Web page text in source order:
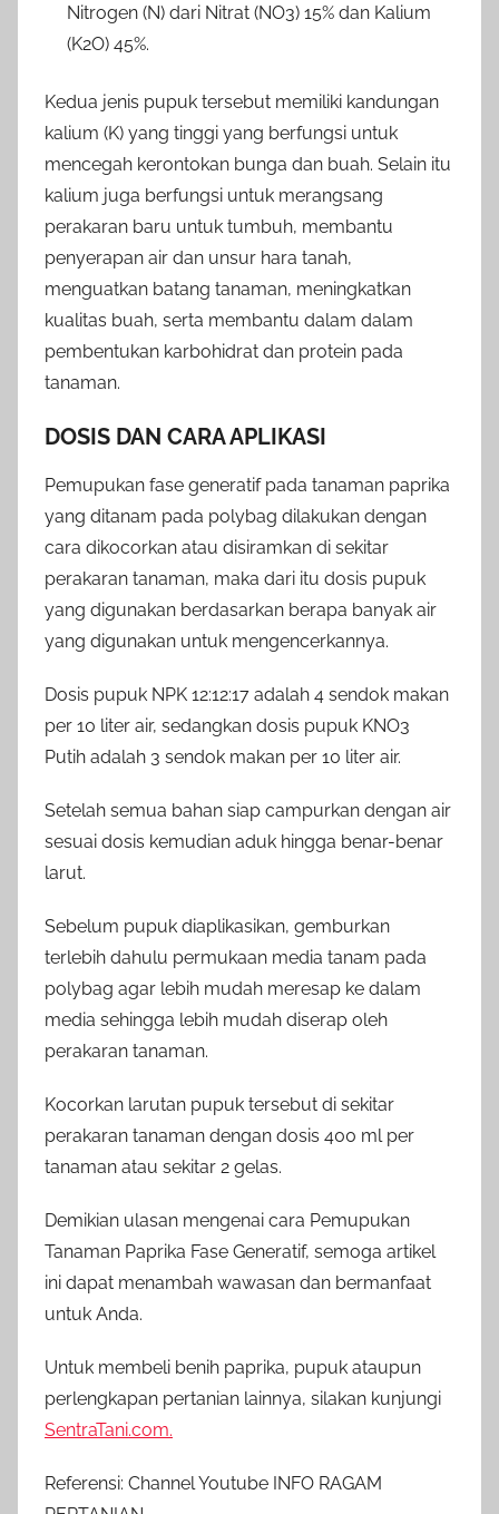
Nitrogen (N) dari Nitrat (NO3) 15% dan Kalium
(K2O) 45%.
Kedua jenis pupuk tersebut memiliki kandungan
kalium (K) yang tinggi yang berfungsi untuk
mencegah kerontokan bunga dan buah. Selain itu
kalium juga berfungsi untuk merangsang
perakaran baru untuk tumbuh, membantu
penyerapan air dan unsur hara tanah,
menguatkan batang tanaman, meningkatkan
kualitas buah, serta membantu dalam dalam
pembentukan karbohidrat dan protein pada
tanaman.
DOSIS DAN CARA APLIKASI
Pemupukan fase generatif pada tanaman paprika
yang ditanam pada polybag dilakukan dengan
cara dikocorkan atau disiramkan di sekitar
perakaran tanaman, maka dari itu dosis pupuk
yang digunakan berdasarkan berapa banyak air
yang digunakan untuk mengencerkannya.
Dosis pupuk NPK 12:12:17 adalah 4 sendok makan
per 10 liter air, sedangkan dosis pupuk KNO3
Putih adalah 3 sendok makan per 10 liter air.
Setelah semua bahan siap campurkan dengan air
sesuai dosis kemudian aduk hingga benar-benar
larut.
Sebelum pupuk diaplikasikan, gemburkan
terlebih dahulu permukaan media tanam pada
polybag agar lebih mudah meresap ke dalam
media sehingga lebih mudah diserap oleh
perakaran tanaman.
Kocorkan larutan pupuk tersebut di sekitar
perakaran tanaman dengan dosis 400 ml per
tanaman atau sekitar 2 gelas.
Demikian ulasan mengenai cara Pemupukan
Tanaman Paprika Fase Generatif, semoga artikel
ini dapat menambah wawasan dan bermanfaat
untuk Anda.
Untuk membeli benih paprika, pupuk ataupun
perlengkapan pertanian lainnya, silakan kunjungi
SentraTani.com.
Referensi: Channel Youtube INFO RAGAM